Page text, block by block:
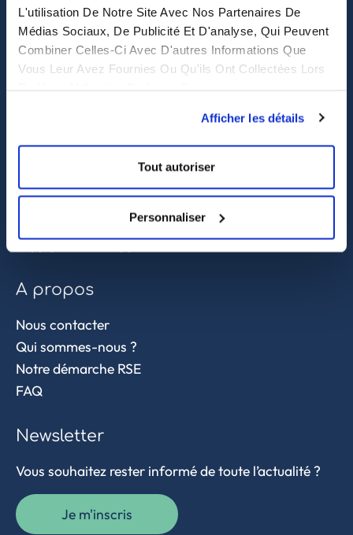
L'utilisation De Notre Site Avec Nos Partenaires De
Médias Sociaux, De Publicité Et D'analyse, Qui Peuvent
Combiner Celles-Ci Avec D'autres Informations Que
Vous Leur Avez Fournies Ou Qu'ils Ont Collectées Lors
Afficher les détails
Tout autoriser
Personnaliser
eastwise
Purchasing solutions
Sourcing et achat en Asie
Supply chain et approvisionnement
A propos
Nous contacter
Qui sommes-nous ?
Notre démarche RSE
FAQ
Newsletter
Vous souhaitez rester informé de toute l’actualité ?
Je m'inscris